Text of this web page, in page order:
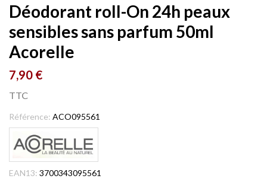
Déodorant roll-On 24h peaux
sensibles sans parfum 50ml
Acorelle
7,90 €
TTC
Référence: ACO095561
EAN13: 3700343095561